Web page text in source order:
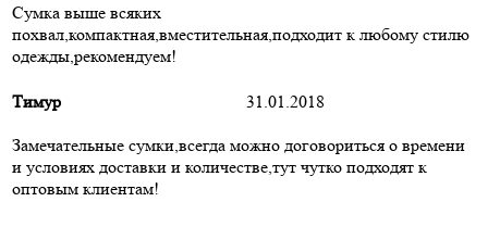
Сумка выше всяких
похвал,компактная,вместительная,подходит к любому стилю
одежды,рекомендуем!
Тимур 31.01.2018
Замечательные сумки,всегда можно договориться о времени
и условиях доставки и количестве,тут чутко подходят к
оптовым клиентам!